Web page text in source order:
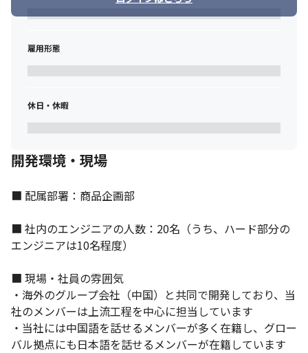
多種多様な業種の知識を得ながらスキルアップできます。
雇用形態
休日・休暇
開発環境・現場
■ 配属部署：商品企画部
■ 社内のエンジニアの人数：20名（うち、ハード部分の
エンジニアは10名程度）
■ 現場・社員の雰囲気
・海外のグループ会社（中国）と共同で開発しており、当
社のメンバーは上流工程を中心に担当しています
・当社には中国語を話せるメンバーが多く在籍し、グロー
バル拠点にも日本語を話せるメンバーが在籍しています